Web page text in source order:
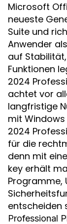
Microsoft
neueste
Suite und
Anwender
auf
Funktionen
2024
achtet vor
langfristige
mit Windows
2024
für die
denn mit
key erhält
Programme,
entscheiden
Professional